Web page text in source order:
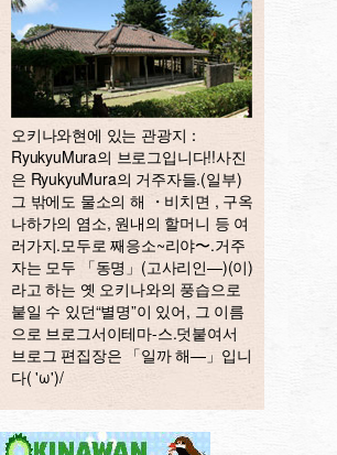
오키나와현에 있는 관광지：
RyukyuMura의 브로그입니다!!사진
은 RyukyuMura의 거주자들.(일부)
그 밖에도 물소의 해 ・비치면 , 구옥
나하가의 염소, 원내의 할머니 등 여
러가지.모두로 째응소~리야〜.거주
자는 모두 「동명」(고사리인—)(이)
라고 하는 옛 오키나와의 풍습으로
붙일 수 있던“별명”이 있어, 그 이름
으로 브로그서이테마-스.덧붙여서
브로그 편집장은 「일까 해—」입니
다( 'ω')/